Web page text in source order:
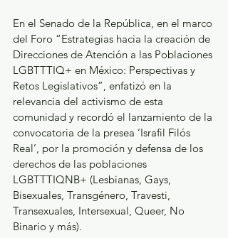
En el Senado de la República, en el marco
del Foro “Estrategias hacia la creación de
Direcciones de Atención a las Poblaciones
LGBTTTIQ+ en México: Perspectivas y
Retos Legislativos”, enfatizó en la
relevancia del activismo de esta
comunidad y recordó el lanzamiento de la
convocatoria de la presea ‘Israfil Filós
Real’, por la promoción y defensa de los
derechos de las poblaciones
LGBTTTIQNB+ (Lesbianas, Gays,
Bisexuales, Transgénero, Travesti,
Transexuales, Intersexual, Queer, No
Binario y más).